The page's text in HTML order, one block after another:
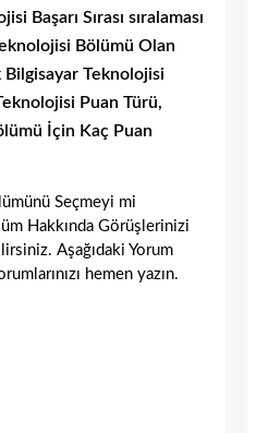
Başarı Sırası sıralaması
Bölümü Olan
Bilgisayar Teknolojisi
Puan Türü,
İçin Kaç Puan
Seçmeyi mi
Hakkında Görüşlerinizi
Aşağıdaki Yorum
hemen yazın.